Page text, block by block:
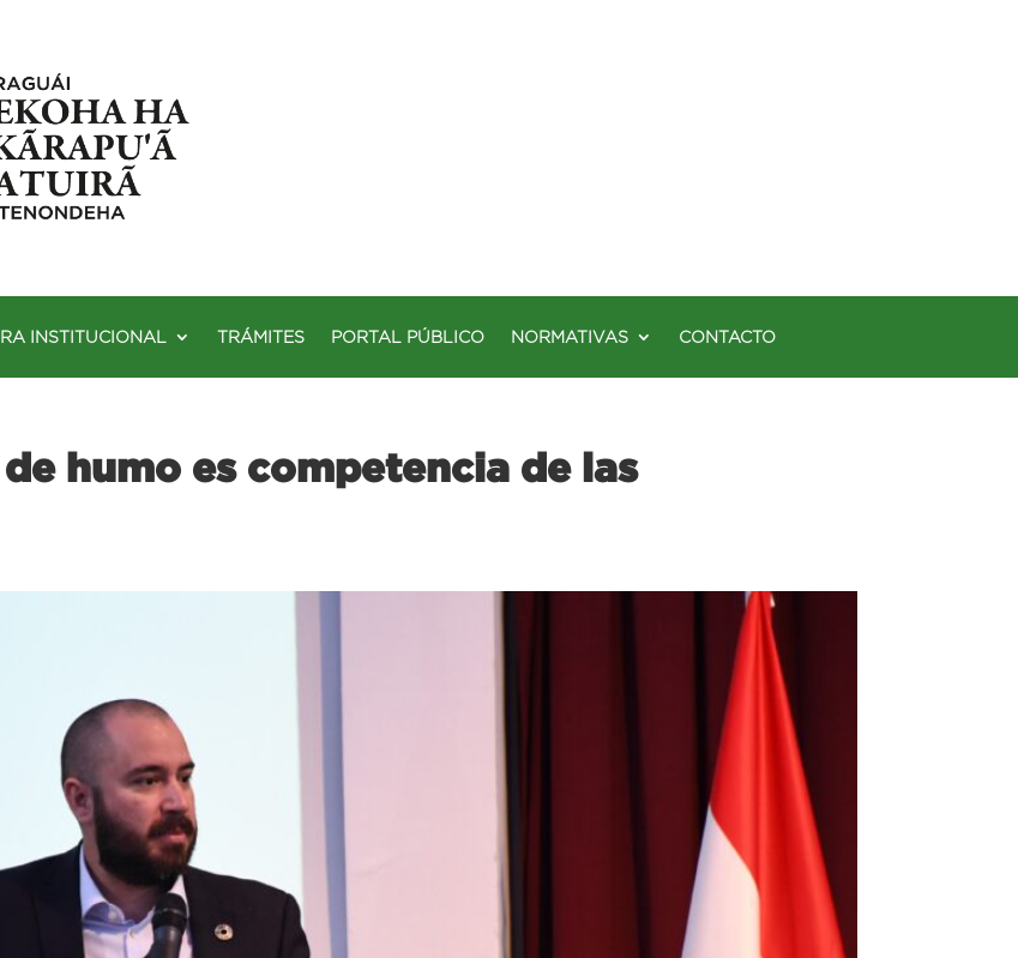
INSTITUCIONAL TRÁMITES PORTAL PÚBLICO NORMATIVAS CONTACTO
humo es competencia de las